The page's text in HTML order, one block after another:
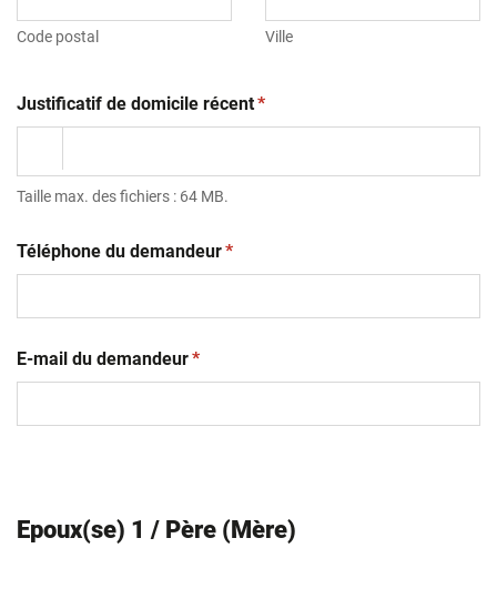
Code postal Ville
Justificatif de domicile récent(obligatoire)
*
Taille max. des fichiers : 64 MB.
Téléphone du demandeur(obligatoire)
*
E-mail du demandeur(obligatoire)
*
Epoux(se) 1 / Père (Mère)